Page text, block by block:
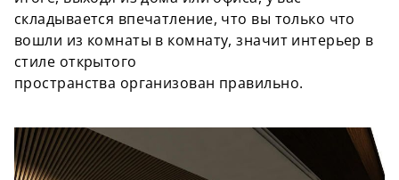
складывается впечатление, что вы только что
вошли из комнаты в комнату, значит интерьер в
стиле открытого
пространства организован правильно.